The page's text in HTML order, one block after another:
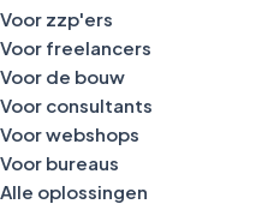
Voor zzp'ers
Voor freelancers
Voor de bouw
Voor consultants
Voor webshops
Voor bureaus
Alle oplossingen